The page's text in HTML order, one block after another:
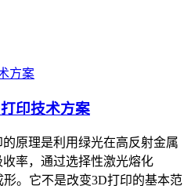
印技术方案
的原理是利用绿光在高反射金属
收率，通过选择性激光熔化
形。它不是改变3D打印的基本范